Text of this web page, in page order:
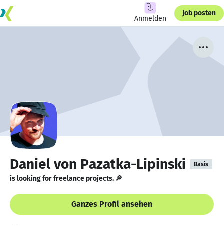
Anmelden
Job posten
Daniel von Pazatka-Lipinski Basis
is looking for freelance projects. 🔎
Ganzes Profil ansehen